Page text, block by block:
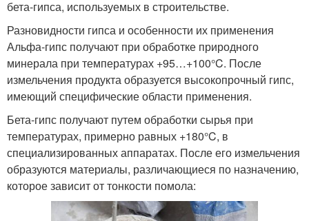
бета-гипса, используемых в строительстве.
Разновидности гипса и особенности их применения
Альфа-гипс получают при обработке природного
минерала при температурах +95…+100°C. После
измельчения продукта образуется высокопрочный гипс,
имеющий специфические области применения.
Бета-гипс получают путем обработки сырья при
температурах, примерно равных +180°C, в
специализированных аппаратах. После его измельчения
образуются материалы, различающиеся по назначению,
которое зависит от тонкости помола: